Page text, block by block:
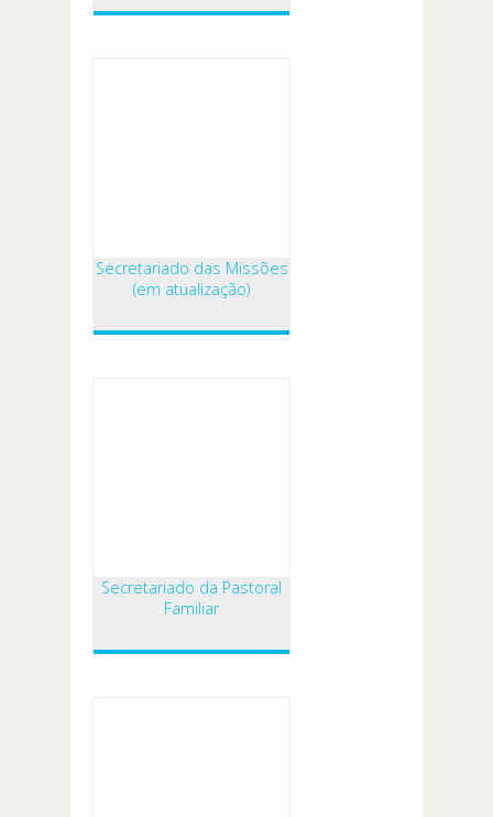
Secretariado das Missões
(em atualização)
Secretariado da Pastoral
Familiar